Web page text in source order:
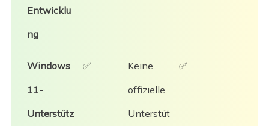
Entwicklu
ng
Windows
11-
Unterstütz
✅
Keine
offizielle
Unterstüt
✅